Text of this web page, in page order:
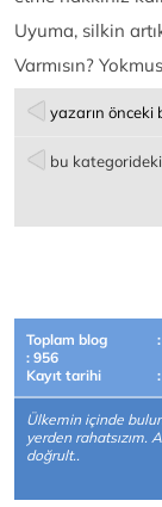
Uyuma, silkin
Varmısın?
yazarın önceki
bu
Toplam blog
: 956
Kayıt tarihi
Ülkemin içinde
yerden rahatsızım.
doğrult..